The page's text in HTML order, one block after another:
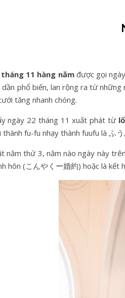
tháng 11 hàng nămđược gọi
dần phổ biến, lan rộng ra từ
tăng nhanh chóng.
ngày 22 tháng 11 xuất phát từ
fu-fu nhạy thành fuufu là ふ
năm thứ 3, năm nào ngày này
hôn (こんやくー婚約) hoặc là